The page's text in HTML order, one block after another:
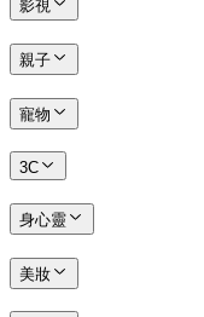
影視
親子
寵物
3C
身心靈
美妝